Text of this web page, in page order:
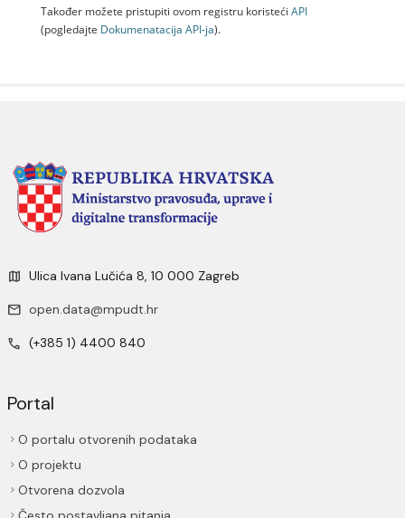
Također možete pristupiti ovom registru koristeći API
(pogledajte Dokumenаtаcijа API-jа).